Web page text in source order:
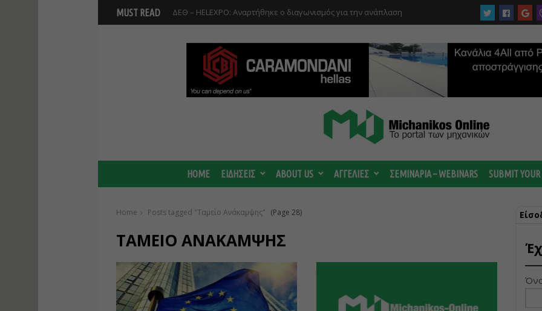
MUST READ ΔΕΘ – HELEXPO: Αναρτήθηκε ο διαγωνισμός για την ανάπλαση
HOME ΕΙΔΗΣΕΙΣ ABOUT US ΑΓΓΕΛΙΕΣ ΣΕΜΙΝΑΡΙΑ – WEBINARS SUBMIT
Home Posts tagged "Ταμείο Ανάκαμψης" (Page 28)
ΤΑΜΕΊΟ ΑΝΆΚΑΜΨΗΣ